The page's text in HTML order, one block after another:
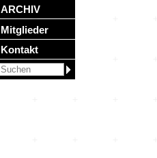
ARCHIV
Mitglieder
Kontakt